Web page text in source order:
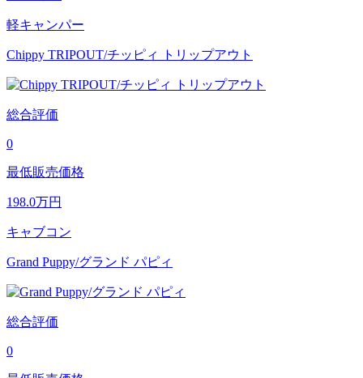
軽キャンパー
Chippy TRIPOUT/チッピィ トリップアウト
総合評価
0
最低販売価格
198.0万円
キャブコン
Grand Puppy/グランド パピィ
総合評価
0